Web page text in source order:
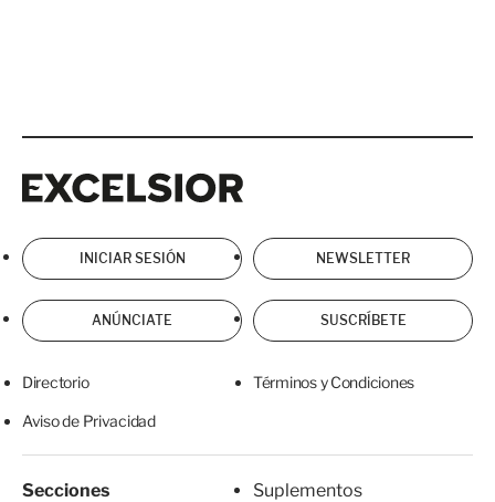
INICIAR SESIÓN NEWSLETTER
ANÚNCIATE SUSCRÍBETE
Directorio Términos y Condiciones
Aviso de Privacidad
Secciones
Suplementos